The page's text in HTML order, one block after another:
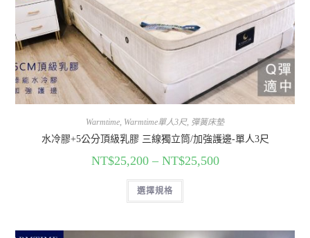
Warmtime, Warmtime單人3尺, 彈簧床墊
水冷膠+5公分頂級乳膠 三線獨立筒/加強護邊-單人3尺
NT$25,200– NT$25,500
選擇規格